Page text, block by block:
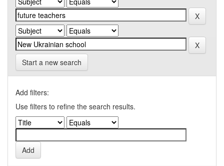
Start a new search
Add filters:
Use filters to refine the search results.